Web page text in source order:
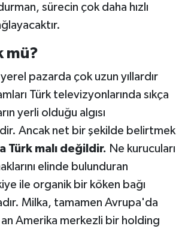
sürecin çok daha hızlı
mü?
pazarda çok uzun yıllardır
Türk televizyonlarında sıkça
yerli olduğu algısı
Ancak net bir şekilde belirtmek
Türk malı değildir. Ne kurucuları
elinde bulunduran
ile organik bir köken bağı
Milka, tamamen Avrupa'da
Amerika merkezli bir holding